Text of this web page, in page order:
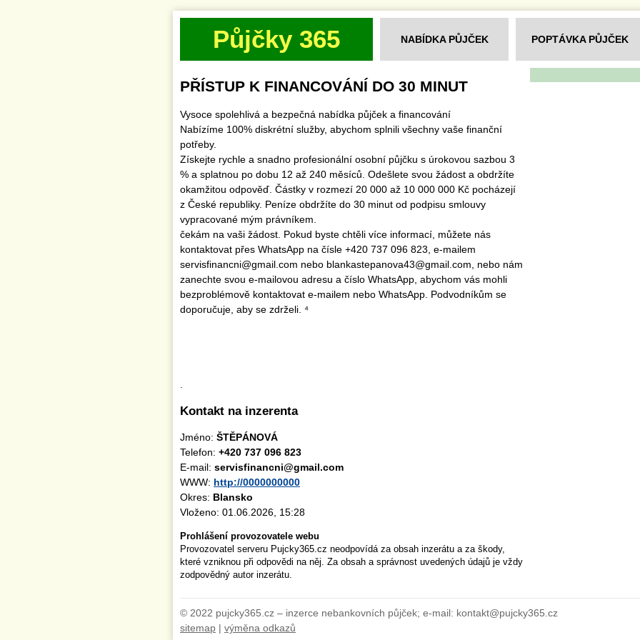
Půjčky 365 NABÍDKA PŮJČEK POPTÁVKA PŮJČEK
PŘÍSTUP K FINANCOVÁNÍ DO 30 MINUT
Vysoce spolehlivá a bezpečná nabídka půjček a financování
Nabízíme 100% diskrétní služby, abychom splnili všechny vaše finanční
potřeby.
Získejte rychle a snadno profesionální osobní půjčku s úrokovou sazbou 3
% a splatnou po dobu 12 až 240 měsíců. Odešlete svou žádost a obdržíte
okamžitou odpověď. Částky v rozmezí 20 000 až 10 000 000 Kč pocházejí
z České republiky. Peníze obdržíte do 30 minut od podpisu smlouvy
vypracované mým právníkem.
čekám na vaši žádost. Pokud byste chtěli více informací, můžete nás
kontaktovat přes WhatsApp na čísle +420 737 096 823, e-mailem
servisfinancni@gmail.com nebo blankastepanova43@gmail.com, nebo nám
zanechte svou e-mailovou adresu a číslo WhatsApp, abychom vás mohli
bezproblémově kontaktovat e-mailem nebo WhatsApp. Podvodníkům se
doporučuje, aby se zdrželi. ⁴
Kontakt na inzerenta
Jméno: ŠTĚPÁNOVÁ
Telefon: +420 737 096 823
E-mail: servisfinancni@gmail.com
WWW: http://0000000000
Okres: Blansko
Vloženo: 01.06.2026, 15:28
Prohlášení provozovatele webu
Provozovatel serveru Pujcky365.cz neodpovídá za obsah inzerátu a za škody,
které vzniknou při odpovědi na něj. Za obsah a správnost uvedených údajů je vždy
zodpovědný autor inzerátu.
© 2022 pujcky365.cz – inzerce nebankovních půjček; e-mail: kontakt@pujcky365.cz
sitemap | výměna odkazů